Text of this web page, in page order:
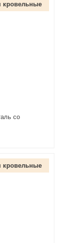
кровельные
со
кровельные